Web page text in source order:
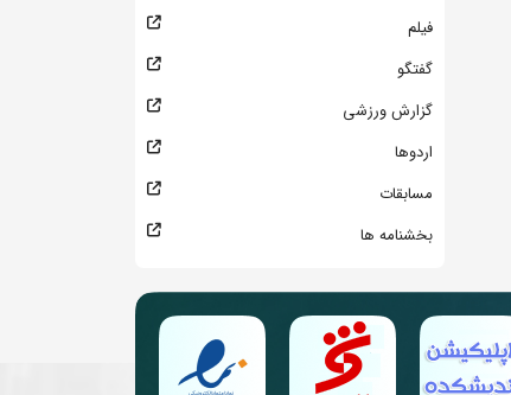
فیلم
گفتگو
گزارش ورزشی
اردوها
مسابقات
بخشنامه ها